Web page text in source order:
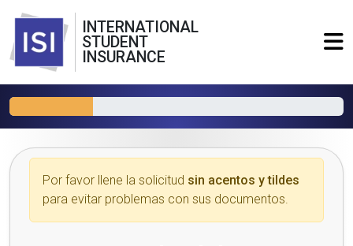
INTERNATIONAL
STUDENT
INSURANCE
Por favor llene la solicitud sin acentos y tildes
para evitar problemas con sus documentos.